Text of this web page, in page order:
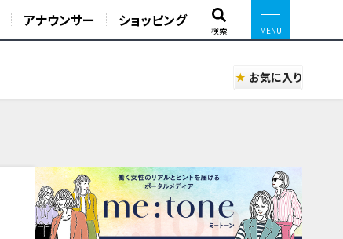
アナウンサー ショッピング
検索
お気に入り